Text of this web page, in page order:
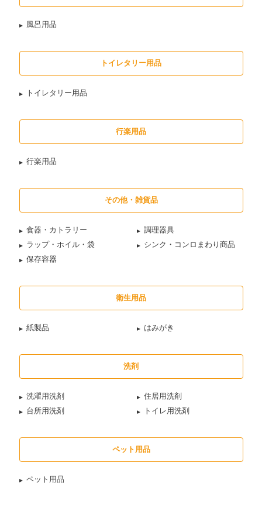
風呂用品
トイレタリー用品
トイレタリー用品
行楽用品
行楽用品
その他・雑貨品
食器・カトラリー
調理器具
ラップ・ホイル・袋
シンク・コンロまわり商品
保存容器
衛生用品
紙製品 はみがき
洗剤
洗濯用洗剤
住居用洗剤
台所用洗剤
トイレ用洗剤
ペット用品
ペット用品